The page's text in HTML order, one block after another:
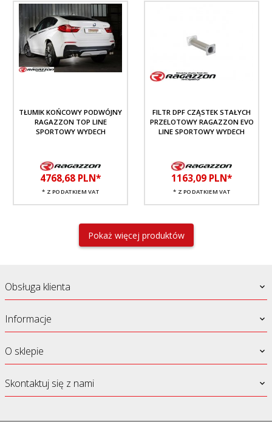
TŁUMIK KOŃCOWY PODWÓJNY
RAGAZZON TOP LINE
SPORTOWY WYDECH
4768,68 PLN*
* Z PODATKIEM VAT
FILTR DPF CZĄSTEK STAŁYCH
PRZELOTOWY RAGAZZON EVO
LINE SPORTOWY WYDECH
1163,09 PLN*
* Z PODATKIEM VAT
Pokaż więcej produktów
Obsługa klienta
Informacje
O sklepie
Skontaktuj się z nami